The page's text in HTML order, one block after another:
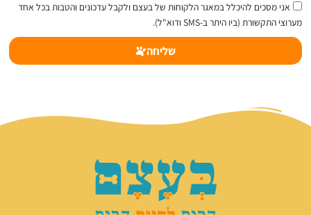
אני מסכים להיכלל במאגר הלקוחות של בעצם ולקבל עדכונים והטבות בכל אחד
מערוצי התקשורת (ביו היתר ב-SMS ודוא"ל).
שליחה